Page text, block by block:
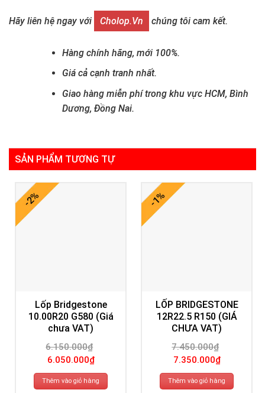
Hãy liên hệ ngay với Cholop.vn chúng tôi cam kết.
Hàng chính hãng, mới 100%.
Giá cả cạnh tranh nhất.
Giao hàng miễn phí trong khu vực HCM, Bình
Dương, Đồng Nai.
SẢN PHẨM TƯƠNG TỰ
-2%
Lốp Bridgestone
10.00R20 G580 (Giá
chưa VAT)
6.150.000₫
Giá
gốc
là:
6.150.000₫.
6.050.000₫Giá
hiện
tại
là:
6.050.000₫.
Thêm vào giỏ hàng
-1%
LỐP BRIDGESTONE
12R22.5 R150 (GIÁ
CHƯA VAT)
7.450.000₫
Giá
gốc
là:
7.450.000₫.
7.350.000₫Giá
hiện
tại
là:
7.350.000₫.
Thêm vào giỏ hàng